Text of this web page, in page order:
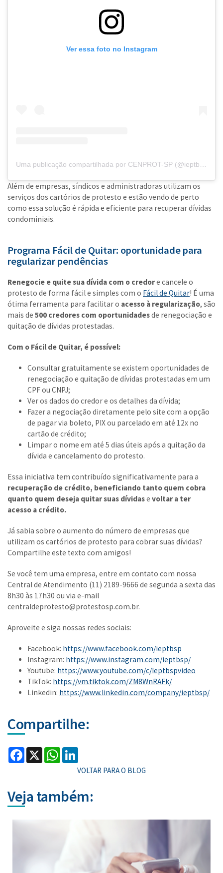
Ver essa foto no Instagram
Além de empresas, síndicos e administradoras utilizam os
serviços dos cartórios de protesto e estão vendo de perto
como essa solução é rápida e eficiente para recuperar dívidas
condominiais.
Programa Fácil de Quitar: oportunidade para
regularizar pendências
Renegocie e quite sua dívida com o credore cancele o
protesto de forma fácil e simples com o Fácil de Quitar! É uma
ótima ferramenta para facilitar o acesso à regularização, são
mais de 500 credores com oportunidadesde renegociação e
quitação de dívidas protestadas.
Com o Fácil de Quitar, é possível:
Consultar gratuitamente se existem oportunidades de
renegociação e quitação de dívidas protestadas em um
CPF ou CNPJ;
Ver os dados do credor e os detalhes da dívida;
Fazer a negociação diretamente pelo site com a opção
de pagar via boleto, PIX ou parcelado em até 12x no
cartão de crédito;
Limpar o nome em até 5 dias úteis após a quitação da
dívida e cancelamento do protesto.
Essa iniciativa tem contribuído significativamente para a
recuperação de crédito, beneficiando tanto quem cobra
quanto quem deseja quitar suas dívidase voltar a ter
acesso a crédito.
Já sabia sobre o aumento do número de empresas que
utilizam os cartórios de protesto para cobrar suas dívidas?
Compartilhe este texto com amigos!
Se você tem uma empresa, entre em contato com nossa
Central de Atendimento (11) 2189-9666 de segunda a sexta das
8h30 às 17h30 ou via e-mail
centraldeprotesto@protestosp.com.br.
Aproveite e siga nossas redes sociais:
Facebook: https://www.facebook.com/ieptbsp
Instagram: https://www.instagram.com/ieptbsp/
Youtube: https://www.youtube.com/c/Ieptbspvideo
TikTok: https://vm.tiktok.com/ZM8WnRAFk/
Linkedin: https://www.linkedin.com/company/ieptbsp/
Compartilhe:
Facebook
X WhatsApp
VOLTAR PARA O BLOG
Veja também: